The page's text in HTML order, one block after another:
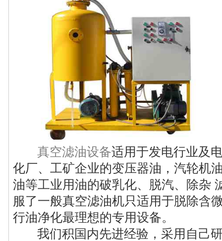
真空滤油设备适用于发电行业及
化厂、工矿企业的变压器油，汽轮机
油等工业用油的破乳化、脱汽、除杂
服了一般真空滤油机只适用于脱除含
行油净化最理想的专用设备。
我们积国内先进经验，采用自己研